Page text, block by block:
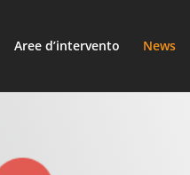
Aree d’intervento News